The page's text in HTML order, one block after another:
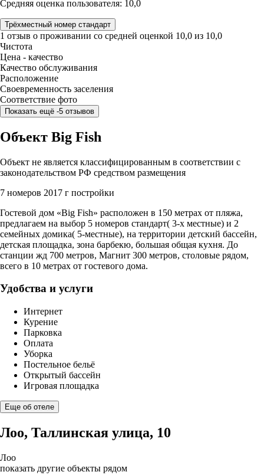
Средняя оценка пользователя: 10,0
Трёхместный номер стандарт
1 отзыв о проживании со средней оценкой 10,0 из 10,0
Чистота
Цена - качество
Качество обслуживания
Расположение
Своевременность заселения
Соответствие фото
Показать ещё -5 отзывов
Объект Big Fish
Объект не является классифицированным в соответствии с
законодательством РФ средством размещения
7 номеров 2017 г постройки
Гостевой дом «Big Fish» расположен в 150 метрах от пляжа,
предлагаем на выбор 5 номеров стандарт( 3-х местные) и 2
семейных домика( 5-местные), на территории детский бассейн,
детская площадка, зона барбекю, большая общая кухня. До
станции жд 700 метров, Магнит 300 метров, столовые рядом,
всего в 10 метрах от гостевого дома.
Удобства и услуги
Интернет
Курение
Парковка
Оплата
Уборка
Постельное бельё
Открытый бассейн
Игровая площадка
Еще об отеле
Лоо, Таллинская улица, 10
Лоо
показать другие объекты рядом